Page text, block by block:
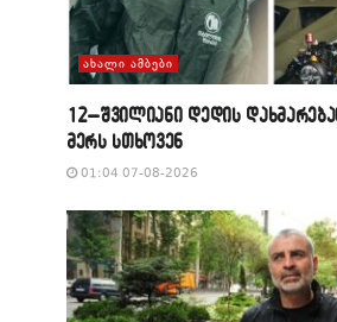
ᲐᲮᲐᲚᲘ ᲐᲛᲑᲔᲑᲘ
12–შვილიანი დედის
მერს სთხოვენ
01:04 07-08-2026